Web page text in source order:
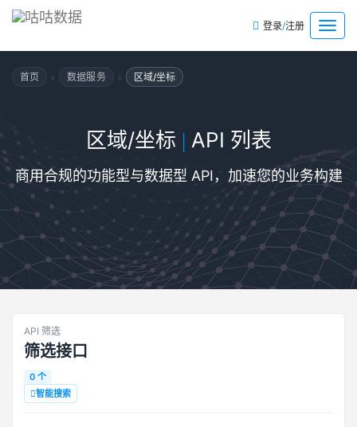
菜
单
登录/注册
首页 › 数据服务 › 区域/坐标
区域/坐标 | API 列表
商用合规的功能型与数据型 API，加速您的业务构建
API 筛选
筛选接口
0 个
智能搜索